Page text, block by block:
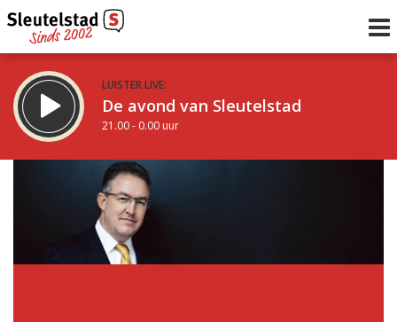
LUISTER LIVE:
De avond van Sleutelstad
21.00 - 0.00 uur
De nacht van Sleutelstad